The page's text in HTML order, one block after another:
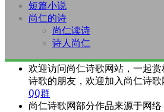
短篇小说
尚仁的诗
尚仁读诗
诗人尚仁
欢迎访问尚仁诗歌网站，一起
诗歌的朋友，欢迎加入尚仁诗歌
QQ群
尚仁诗歌网部分作品来源于网络